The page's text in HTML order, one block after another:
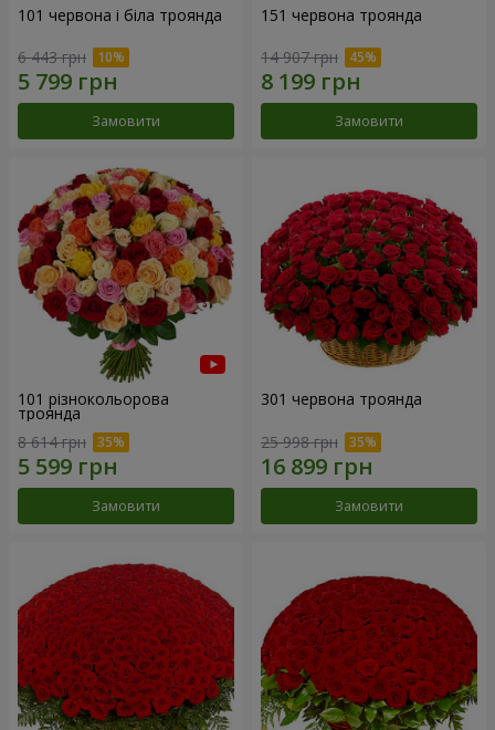
101 червона і біла троянда
6 443 грн
Замовити
151 червона троянда
14 907 грн
Замовити
101 різнокольорова
троянда
8 614 грн
Замовити
301 червона троянда
25 998 грн
Замовити